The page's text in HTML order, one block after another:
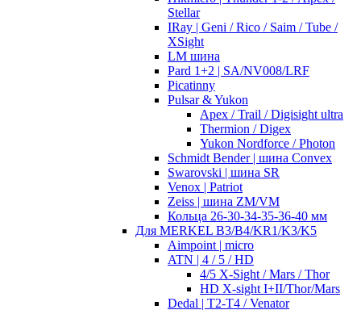
Stellar
IRay | Geni / Rico / Saim / Tube /
XSight
LM шина
Pard 1+2 | SA/NV008/LRF
Picatinny
Pulsar & Yukon
Apex / Trail / Digisight ultra
Thermion / Digex
Yukon Nordforce / Photon
Schmidt Bender | шина Convex
Swarovski | шина SR
Venox | Patriot
Zeiss | шина ZM/VM
Кольца 26-30-34-35-36-40 мм
Для MERKEL B3/B4/KR1/K3/K5
Aimpoint | micro
ATN | 4 / 5 / HD
4/5 X-Sight / Mars / Thor
HD X-sight I+II/Thor/Mars
Dedal | T2-T4 / Venator